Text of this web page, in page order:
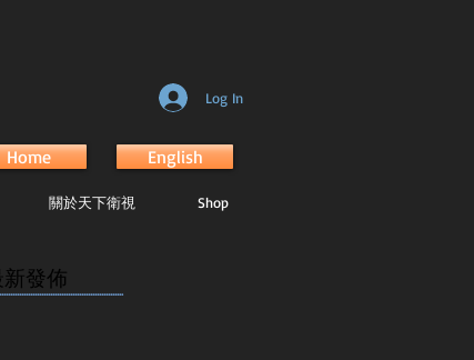
Log In
Home English
關於天下衛視 Shop
新發佈